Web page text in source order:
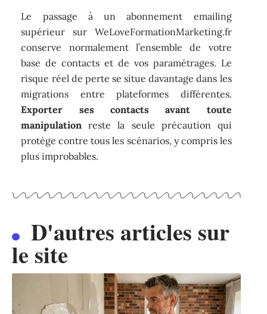
Le passage à un abonnement emailing
supérieur sur WeLoveFormationMarketing.fr
conserve normalement l’ensemble de votre
base de contacts et de vos paramétrages. Le
risque réel de perte se situe davantage dans les
migrations entre plateformes différentes.
Exporter ses contacts avant toute
manipulation reste la seule précaution qui
protège contre tous les scénarios, y compris les
plus improbables.
D'autres articles sur
le site